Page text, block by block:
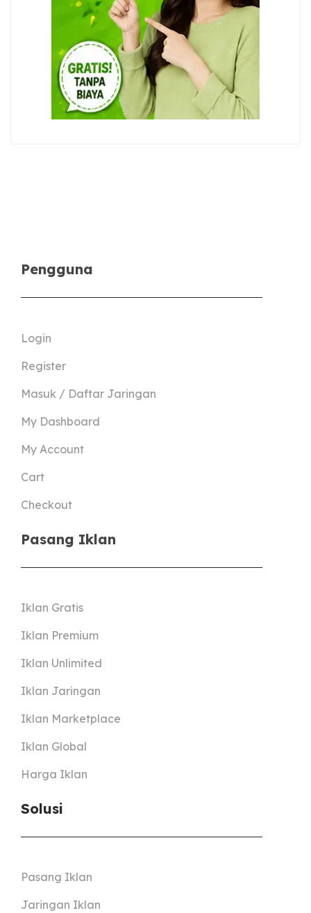
Pengguna
Login
Register
Masuk / Daftar Jaringan
My Dashboard
My Account
Cart
Checkout
Pasang Iklan
Iklan Gratis
Iklan Premium
Iklan Unlimited
Iklan Jaringan
Iklan Marketplace
Iklan Global
Harga Iklan
Solusi
Pasang Iklan
Jaringan Iklan